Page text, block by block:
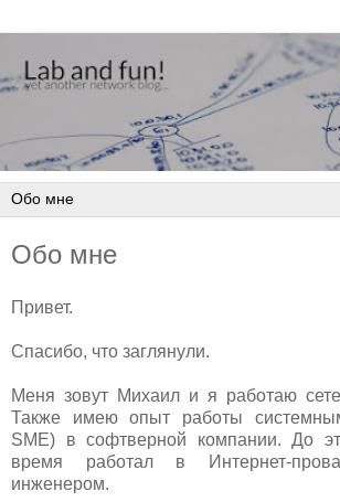
Обо мне
Привет.
Спасибо, что заглянули.
Меня зовут Михаил и я работаю
Также имею опыт работы
SME) в софтверной компании. До
время работал в Интернет-
инженером.